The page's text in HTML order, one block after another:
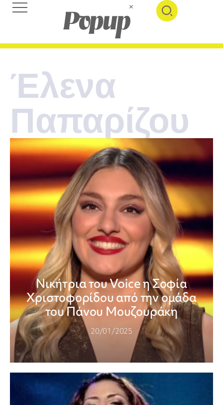
Έλενα
Παπαρίζου
Νικήτρια του Voice η Σοφία
Χριστοφορίδου από την ομάδα
του Πάνου Μουζουράκη
20/01/2025